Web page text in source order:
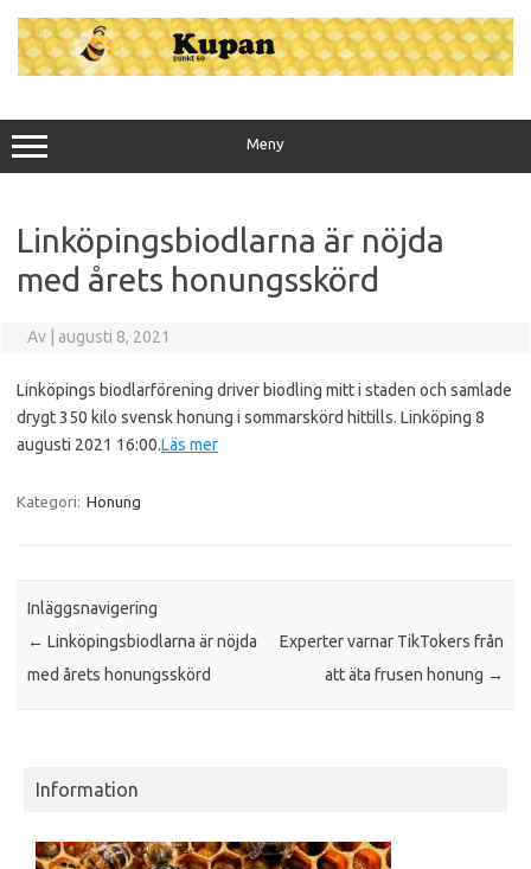
innehåll
Meny
Linköpingsbiodlarna är nöjda
med årets honungsskörd
Av augusti 8, 2021
Linköpings biodlarförening driver biodling mitt i staden och samlade
drygt 350 kilo svensk honung i sommarskörd hittills. Linköping 8
augusti 2021 16:00.Läs mer
Kategori: Honung
Inläggsnavigering
← Linköpingsbiodlarna är nöjda
med årets honungsskörd
Experter varnar TikTokers från
att äta frusen honung →
Information